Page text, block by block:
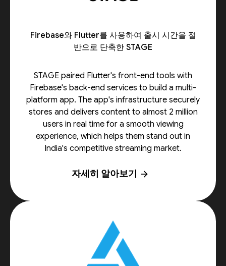
Firebase와 Flutter를 사용하여 출시 시간을 절
반으로 단축한 STAGE
STAGE paired Flutter's front-end tools with
Firebase's back-end services to build a multi-
platform app. The app's infrastructure securely
stores and delivers content to almost 2 million
users in real time for a smooth viewing
experience, which helps them stand out in
India's competitive streaming market.
자세히 알아보기 arrow_forward